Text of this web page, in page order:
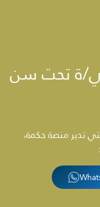
ة تحت سن
تدير منصة حكمة،